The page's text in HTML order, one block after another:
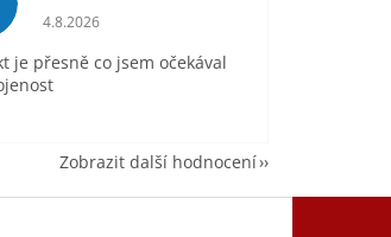
Hodnocení obchodu je 5 z 5 hvězdiček.
4.8.2026
je přesně co jsem očekával
Zobrazit další hodnocení